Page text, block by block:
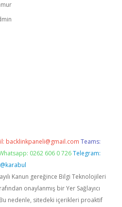
backlinkpaneli@gmail.com Teams:
0262 606 0 726 Telegram:
@karabul
Kanun gereğince Bilgi Teknolojileri
onaylanmış bir Yer Sağlayıcı
nedenle, sitedeki içerikleri proaktif